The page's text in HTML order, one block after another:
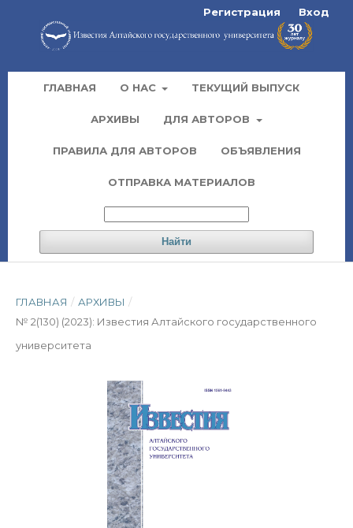
ГЛАВНАЯ О НАС ТЕКУЩИЙ ВЫПУСК
АРХИВЫ ДЛЯ АВТОРОВ
ПРАВИЛА ДЛЯ АВТОРОВ ОБЪЯВЛЕНИЯ
ОТПРАВКА МАТЕРИАЛОВ
Найти
Регистрация Вход
ГЛАВНАЯ / АРХИВЫ /
№ 2(130) (2023): Известия Алтайского государственного
университета